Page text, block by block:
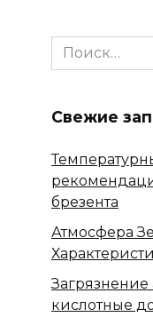
Search
for:
Свежие
брезента
Атмосфера
кислотные